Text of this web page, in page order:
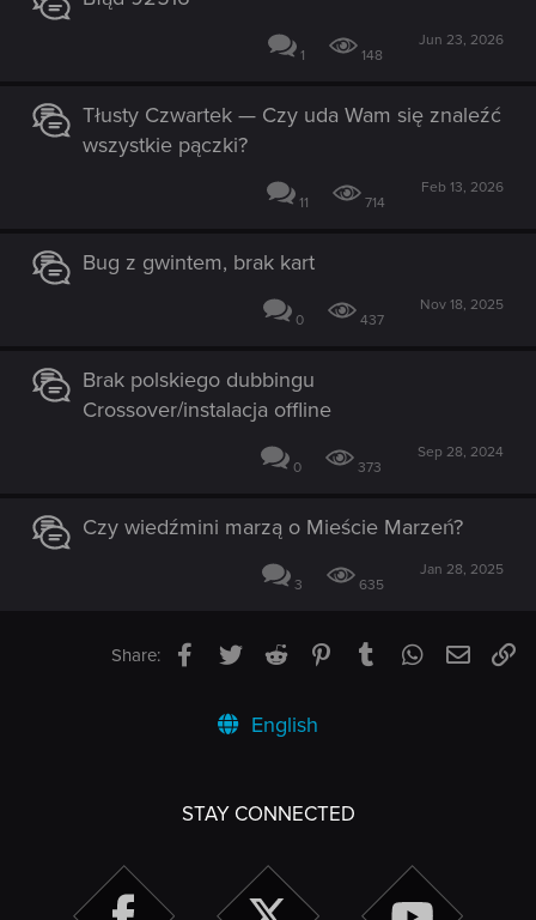
1 148
Jun 23, 2026
Tłusty Czwartek — Czy uda Wam się znaleźć
wszystkie pączki?
11 714
Feb 13, 2026
Bug z gwintem, brak kart
0 437
Nov 18, 2025
Brak polskiego dubbingu
Crossover/instalacja offline
0 373
Sep 28, 2024
Czy wiedźmini marzą o Mieście Marzeń?
3 635
Jan 28, 2025
Share: Facebook
TwitterReddit PinterestTumblrWhatsApp
Email
English
STAY CONNECTED